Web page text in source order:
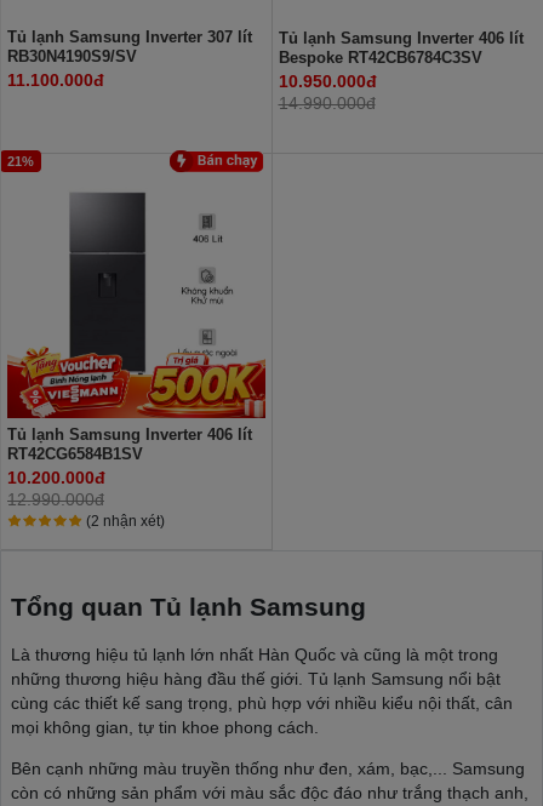
Tủ lạnh Samsung Inverter 307 lít
RB30N4190S9/SV
11.100.000đ
Tủ lạnh Samsung Inverter 406 lít
Bespoke RT42CB6784C3SV
10.950.000đ
14.990.000đ
21%
Tủ lạnh Samsung Inverter 406 lít
RT42CG6584B1SV
10.200.000đ
12.990.000đ
(2 nhận xét)
Tổng quan Tủ lạnh Samsung
Là thương hiệu tủ lạnh lớn nhất Hàn Quốc và cũng là một trong
những thương hiệu hàng đầu thế giới. Tủ lạnh Samsung nổi bật
cùng các thiết kế sang trọng, phù hợp với nhiều kiểu nội thất, cân
mọi không gian, tự tin khoe phong cách.
Bên cạnh những màu truyền thống như đen, xám, bạc,... Samsung
còn có những sản phẩm với màu sắc độc đáo như trắng thạch anh,